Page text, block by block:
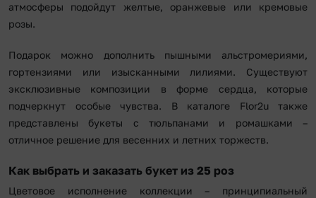
атмосферы подойдут желтые, оранжевые или кремовые
розы.
Подарок можно дополнить пышными альстромериями,
гортензиями или изысканными лилиями. Существуют
эксклюзивные композиции в форме сердца, которые
подчеркнут особые чувства. В каталоге Flor2u также
представлены букеты с тюльпанами и ромашками –
отличное решение для весенних и летних торжеств.
Как выбрать и заказать букет из 25 роз
Цветовое исполнение коллекции – принципиальный